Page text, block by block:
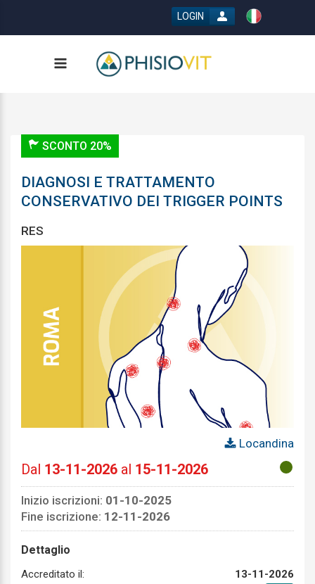
LOGIN
SCONTO 20%
DIAGNOSI E TRATTAMENTO
CONSERVATIVO DEI TRIGGER POINTS
RES
Locandina
Dal 13-11-2026 al 15-11-2026
Inizio iscrizioni: 01-10-2025
Fine iscrizione: 12-11-2026
Dettaglio
Accreditato il:
13-11-2026